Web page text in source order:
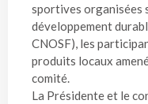
sportives organisées
développement
CNOSF), les
produits locaux
comité.
La Présidente et le